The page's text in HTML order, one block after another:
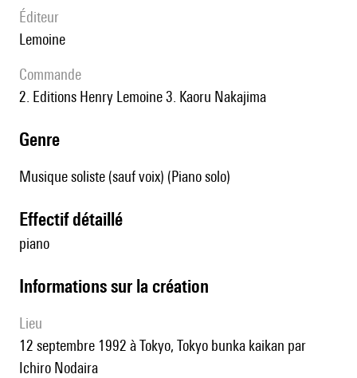
éditeur
Lemoine
Commande
2. Editions Henry Lemoine 3. Kaoru Nakajima
genre
Musique soliste (sauf voix) (Piano solo)
effectif détaillé
piano
informations sur la création
lieu
12 septembre 1992 à Tokyo, Tokyo bunka kaikan par
Ichiro Nodaira